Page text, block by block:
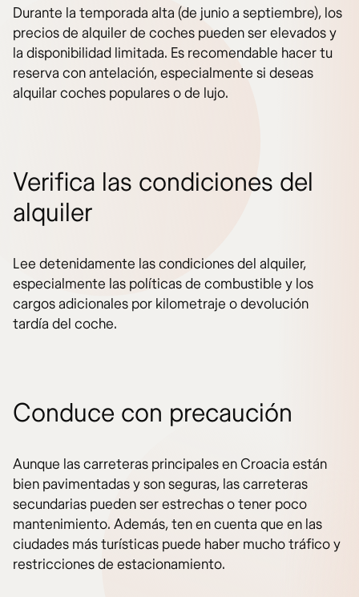
Durante la temporada alta (de junio a septiembre), los
precios de alquiler de coches pueden ser elevados y
la disponibilidad limitada. Es recomendable hacer tu
reserva con antelación, especialmente si deseas
alquilar coches populares o de lujo.
Verifica las condiciones del
alquiler
Lee detenidamente las condiciones del alquiler,
especialmente las políticas de combustible y los
cargos adicionales por kilometraje o devolución
tardía del coche.
Conduce con precaución
Aunque las carreteras principales en Croacia están
bien pavimentadas y son seguras, las carreteras
secundarias pueden ser estrechas o tener poco
mantenimiento. Además, ten en cuenta que en las
ciudades más turísticas puede haber mucho tráfico y
restricciones de estacionamiento.